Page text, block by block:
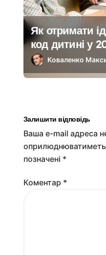
Як отримати
код дитині у
покроково
Коваленко
Залишити відповідь
Ваша e-mail адреса
позначені *
Коментар *